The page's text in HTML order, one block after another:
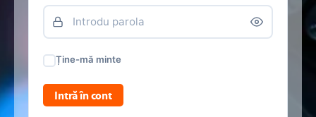
Ține-mă minte
Intră în cont